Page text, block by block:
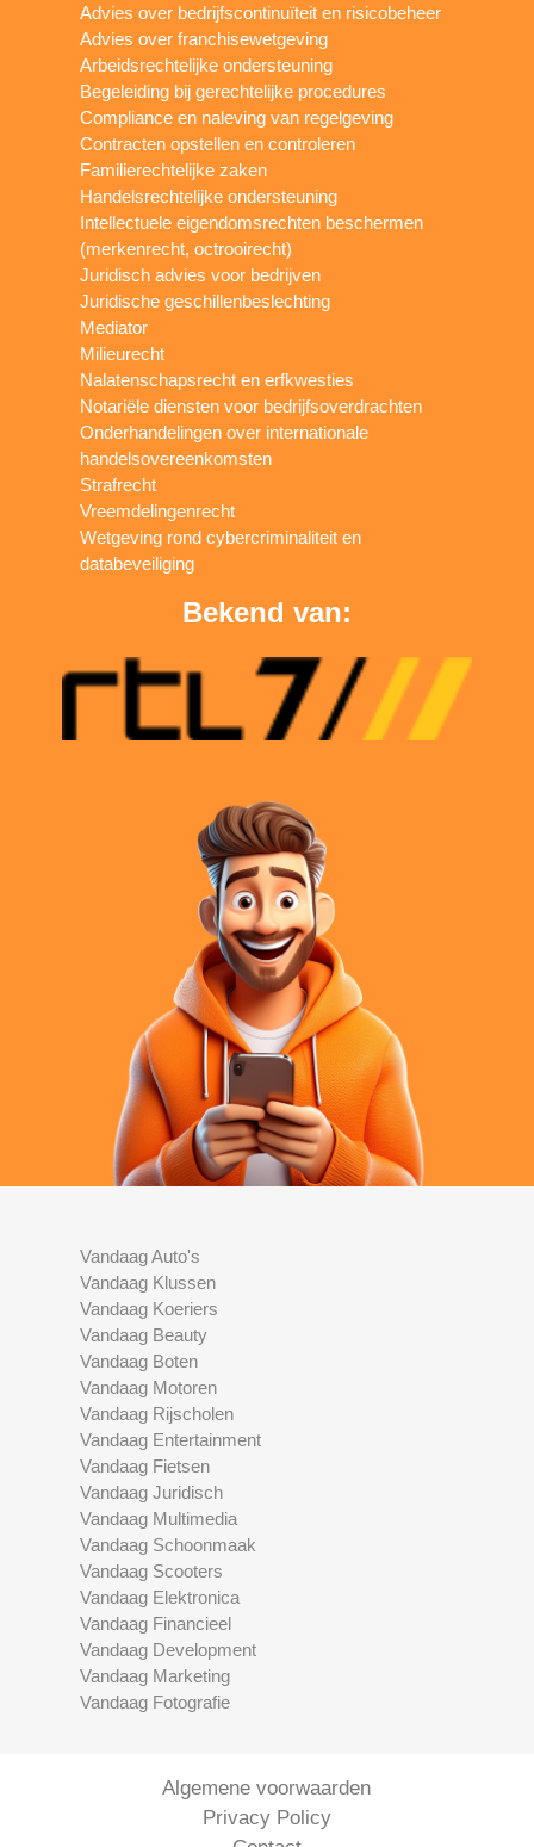
Advies over bedrijfscontinuïteit en risicobeheer
Advies over franchisewetgeving
Arbeidsrechtelijke ondersteuning
Begeleiding bij gerechtelijke procedures
Compliance en naleving van regelgeving
Contracten opstellen en controleren
Familierechtelijke zaken
Handelsrechtelijke ondersteuning
Intellectuele eigendomsrechten beschermen
(merkenrecht, octrooirecht)
Juridisch advies voor bedrijven
Juridische geschillenbeslechting
Mediator
Milieurecht
Nalatenschapsrecht en erfkwesties
Notariële diensten voor bedrijfsoverdrachten
Onderhandelingen over internationale
handelsovereenkomsten
Strafrecht
Vreemdelingenrecht
Wetgeving rond cybercriminaliteit en
databeveiliging
Bekend van:
Vandaag Auto's
Vandaag Klussen
Vandaag Koeriers
Vandaag Beauty
Vandaag Boten
Vandaag Motoren
Vandaag Rijscholen
Vandaag Entertainment
Vandaag Fietsen
Vandaag Juridisch
Vandaag Multimedia
Vandaag Schoonmaak
Vandaag Scooters
Vandaag Elektronica
Vandaag Financieel
Vandaag Development
Vandaag Marketing
Vandaag Fotografie
Algemene voorwaarden
Privacy Policy